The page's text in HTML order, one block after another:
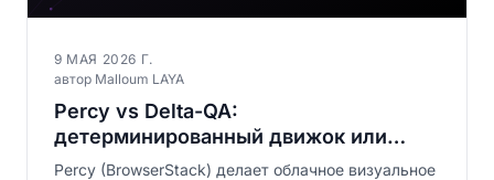
9 МАЯ 2026 Г.
автор Malloum LAYA
Percy vs Delta-QA:
детерминированный движок или
скриншоты в облаке?
Percy (BrowserStack) делает облачное визуальное